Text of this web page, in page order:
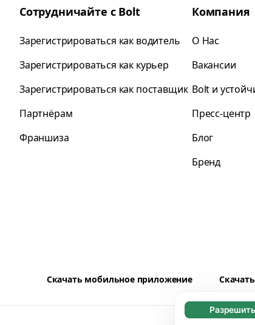
Сотрудничайте с Bolt
Зарегистрироваться как водитель
Зарегистрироваться как курьер
Зарегистрироваться как поставщик
Партнёрам
Франшиза
Компания
О Нас
Вакансии
Bolt и
Пресс-центр
Блог
Бренд
Скачать мобильное приложение